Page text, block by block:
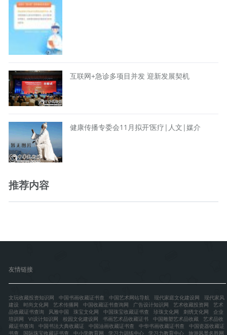
互联网+急诊多项目并发 迎新发展契机
健康传播专委会11月拟开‘医疗|人文|媒介
推荐内容
友情链接
文玩收藏投资知识网 中国书画收藏证书查 中国艺术网站导航 现代家庭文化建设网
现代家风
建设
时尚文化网 艺术传播网 中国收藏证书查询网 广告设计知识网 艺术收藏投资网
艺术
品收藏证书查询
风雅中国 珠宝文化网 中国珠宝收藏证书查 珍珠文化网 刺绣文化网
企业
培训网
VI设计知识网 校园文化建设网 书画艺术品收藏证书 中国雕塑艺术品收藏
艺术品收
藏证书查询
中国书法大典收藏证 中国油画收藏证书查 中华书画收藏证书查
中国瓷器收藏证
书查
国际珠宝收藏证书查 中小学教育网 学习力训练中心 学习力教育中心 旅游风景名胜网